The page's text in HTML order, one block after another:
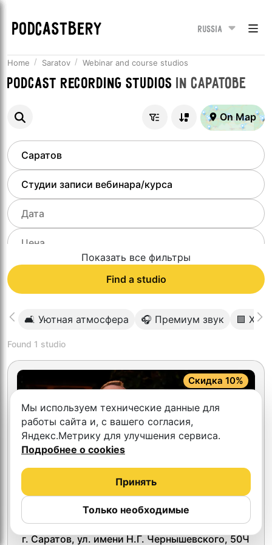
PODCASTBERY Russia
Home Saratov Webinar and course studios
Podcast recording studios inСаратове
On Map
Показать все фильтры
Find a studio
🛋 Уютная атмосфера 🎧 Премиум звук 🟩
Found 1 studio
Скидка 10%
Красный кролик 4.5
г. Саратов, ул. имени Н.Г. Чернышевского, 50Ч
Мы используем технические данные для
работы сайта и, с вашего согласия,
Яндекс.Метрику для улучшения сервиса.
Подробнее о cookies
Только необходимые
Принять